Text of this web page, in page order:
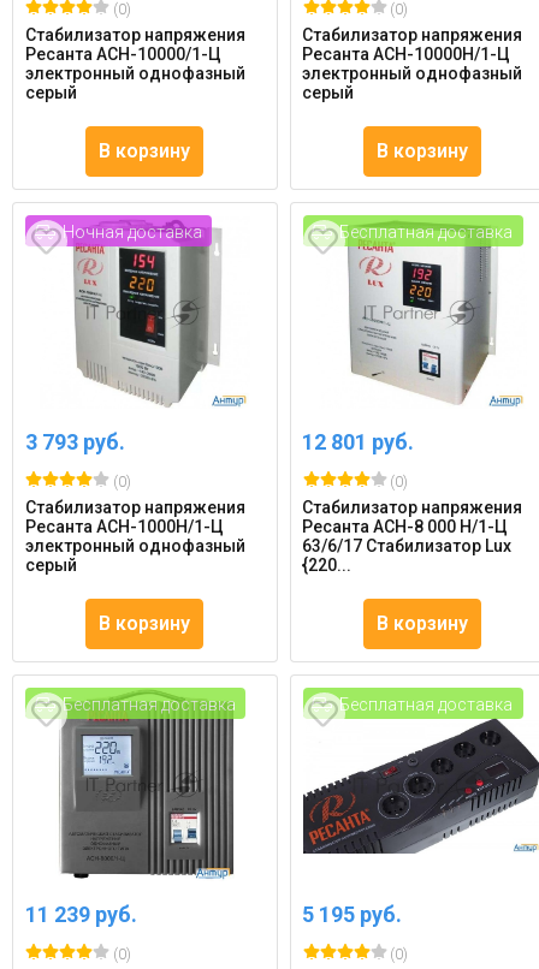
(0)
Стабилизатор напряжения
Ресанта АСН-10000/1-Ц
электронный однофазный
серый
В корзину
(0)
Стабилизатор напряжения
Ресанта АСН-10000Н/1-Ц
электронный однофазный
серый
В корзину
Ночная доставка
3 793 руб.
(0)
Стабилизатор напряжения
Ресанта АСН-1000Н/1-Ц
электронный однофазный
серый
В корзину
Бесплатная доставка
12 801 руб.
(0)
Стабилизатор напряжения
Ресанта АСН-8 000 Н/1-Ц
63/6/17 Стабилизатор Lux
{220...
В корзину
Бесплатная доставка
11 239 руб.
(0)
Бесплатная доставка
5 195 руб.
(0)